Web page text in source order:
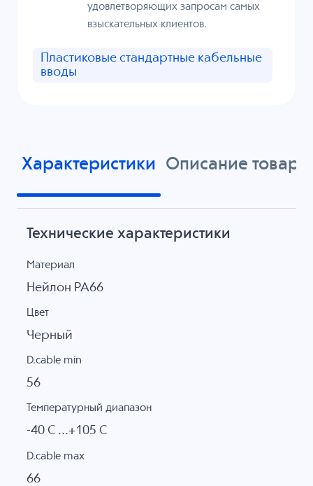
удовлетворяющих запросам самых
взыскательных клиентов.
Пластиковые стандартные кабельные
вводы
Характеристики Описание товара
Технические характеристики
Материал
Нейлон PA66
Цвет
Черный
D.cable min
56
Температурный диапазон
-40 C ...+105 C
D.cable max
66